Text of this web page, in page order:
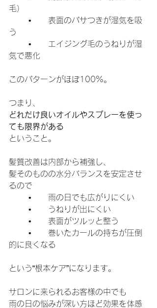
毛）
う
気で悪化
このパターンがほぼ100%。
つまり、
どれだけ良いオイルやスプレーを使っ
ても限界がある
ということ。
髪質改善は内部から補強し、
髪そのものの水分バランスを安定させ
るので
	•	雨の日でも広がりにくい
	•	うねりが出にくい
	•	表面がツルッと整う
的に良くなる
という“根本ケア”になります。
サロンに来られるお客様の中でも
雨の日の悩みが深い方ほど効果を体感